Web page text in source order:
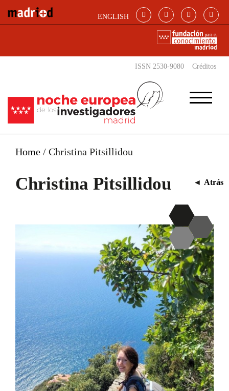
ENGLISH
ISSN 2530-9080 Créditos
Home / Christina Pitsillidou
Christina Pitsillidou ◄ Atrás